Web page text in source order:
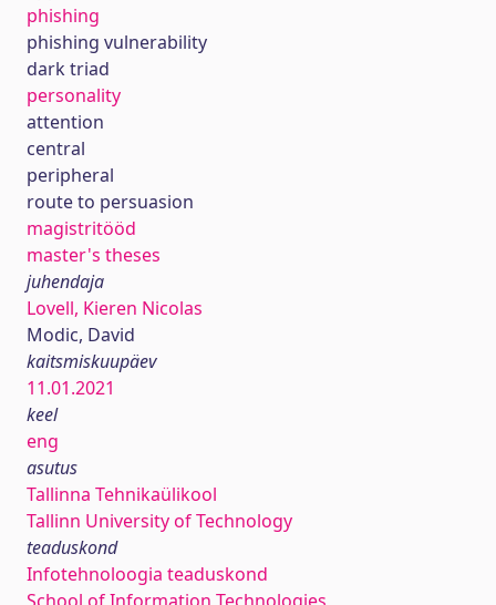
phishing
phishing vulnerability
dark triad
personality
attention
central
peripheral
route to persuasion
magistritööd
master's theses
juhendaja
Lovell, Kieren Nicolas
Modic, David
kaitsmiskuupäev
11.01.2021
keel
eng
asutus
Tallinna Tehnikaülikool
Tallinn University of Technology
teaduskond
Infotehnoloogia teaduskond